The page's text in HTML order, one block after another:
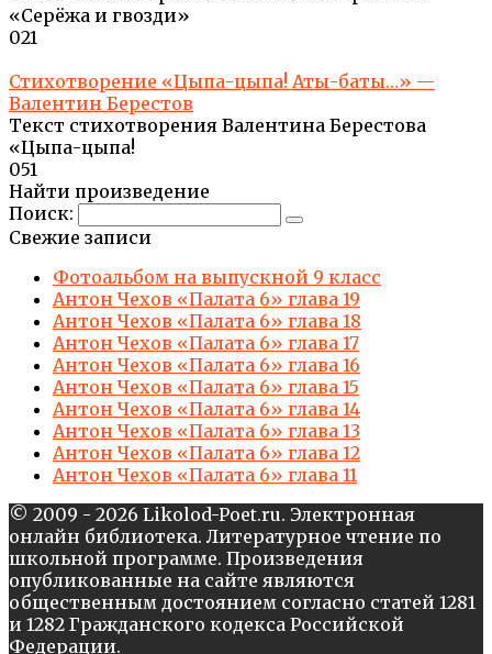
«Серёжа и гвозди»
021
Стихотворение «Цыпа-цыпа! Аты-баты…» —
Валентин Берестов
Текст стихотворения Валентина Берестова
«Цыпа-цыпа!
051
Найти произведение
Поиск:
Свежие записи
Фотоальбом на выпускной 9 класс
Антон Чехов «Палата 6» глава 19
Антон Чехов «Палата 6» глава 18
Антон Чехов «Палата 6» глава 17
Антон Чехов «Палата 6» глава 16
Антон Чехов «Палата 6» глава 15
Антон Чехов «Палата 6» глава 14
Антон Чехов «Палата 6» глава 13
Антон Чехов «Палата 6» глава 12
Антон Чехов «Палата 6» глава 11
© 2009 - 2026 Likolod-Poet.ru. Электронная
онлайн библиотека. Литературное чтение по
школьной программе. Произведения
опубликованные на сайте являются
общественным достоянием согласно статей 1281
и 1282 Гражданского кодекса Российской
Федерации.